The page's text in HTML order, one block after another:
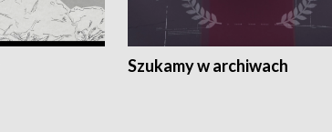
Szukamy w archiwach